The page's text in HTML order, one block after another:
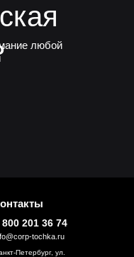
любой
800 201 36 74
tochka.ru
Петербург, ул.